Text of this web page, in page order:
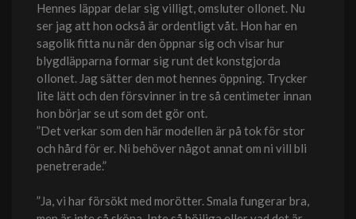
Hennes läppar delar sig villigt, omsluter ollonet. Nu
ser jag att hon också är ordentligt våt. Hon har en
sagolik fitta nu när den öppnar sig och visar hur
blygdläpparna formar sig runt det konstgjorda
ollonet. Jag sätter den mot hennes öppning. Trycker
lite lätt och den försvinner in tre så centimeter innan
hon börjar se ut som det gör ont.
”Det verkar som den här modellen är på tok för stor
och hård för er. Ni behöver något annat om ni vill bli
penetrerade.”
”Ja, vi har försökt med morötter. Smala fungerar bra,